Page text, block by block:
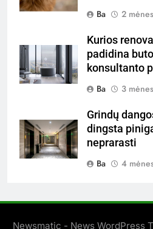
Ba
2
Kurios
padidina
konsultanto
Ba
3
Grindų
dingsta
neprarasti
Ba
4
Newsmatic - News WordPress